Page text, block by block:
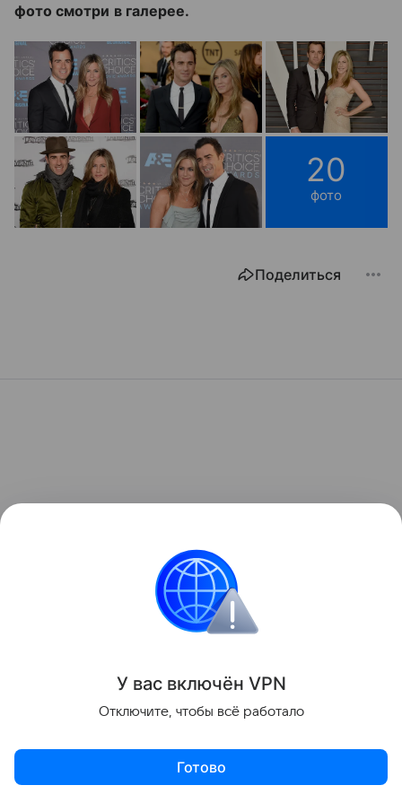
фото смотри в галерее.
20
фото
Поделиться
У вас включён VPN
Отключите, чтобы всё работало
Готово